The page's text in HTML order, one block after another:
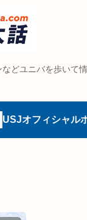
どユニバを歩いて